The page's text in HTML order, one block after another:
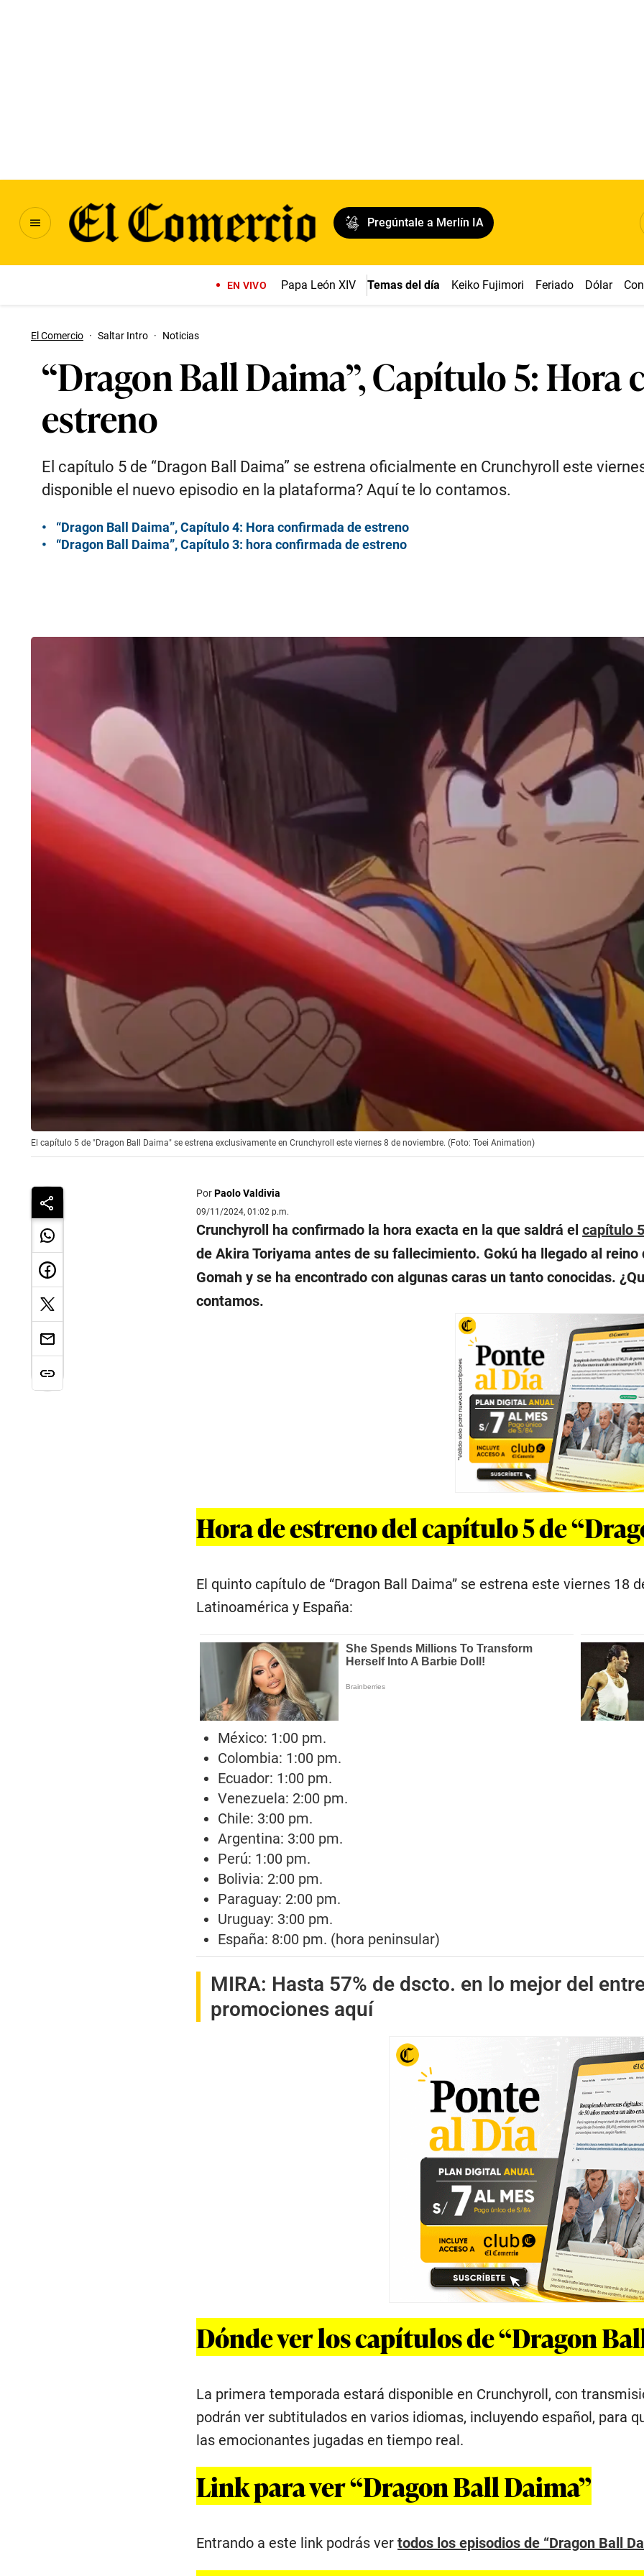
Pregúntale a Merlín IA
EN VIVO Papa León XIV Temas del día Keiko Fujimori Feriado Dólar
El Comercio · Saltar Intro · Noticias
“Dragon Ball Daima”, Capítulo 5: Hora
estreno
El capítulo 5 de “Dragon Ball Daima” se estrena oficialmente en Crunchyroll este
disponible el nuevo episodio en la plataforma? Aquí te lo contamos.
“Dragon Ball Daima”, Capítulo 4: Hora confirmada de estreno
“Dragon Ball Daima”, Capítulo 3: hora confirmada de estreno
El capítulo 5 de "Dragon Ball Daima" se estrena exclusivamente en Crunchyroll este viernes 8 de noviembre. (Foto: Toei Animation)
PorPaolo Valdivia
09/11/2024, 01:02 p.m.
Crunchyroll ha confirmado la hora exacta en la que saldrá elcapítulo
de Akira Toriyama antes de su fallecimiento. Gokú ha llegado al
Gomah y se ha encontrado con algunas caras un tanto conocidas.
contamos.
Hora de estreno del capítulo 5 de
El quinto capítulo de “Dragon Ball Daima” se estrena este viernes 18
Latinoamérica y España:
México: 1:00 pm.
Colombia: 1:00 pm.
Ecuador: 1:00 pm.
Venezuela: 2:00 pm.
Chile: 3:00 pm.
Argentina: 3:00 pm.
Perú: 1:00 pm.
Bolivia: 2:00 pm.
Paraguay: 2:00 pm.
Uruguay: 3:00 pm.
España: 8:00 pm. (hora peninsular)
MIRA: Hasta 57% de dscto. en lo mejor del
promociones aquí
Dónde ver los capítulos de “Dragon
La primera temporada estará disponible en Crunchyroll, con
podrán ver subtitulados en varios idiomas, incluyendo español, para
las emocionantes jugadas en tiempo real.
Link para ver “Dragon Ball Daima”
Entrando a este link podrás vertodos los episodios de “Dragon Ball